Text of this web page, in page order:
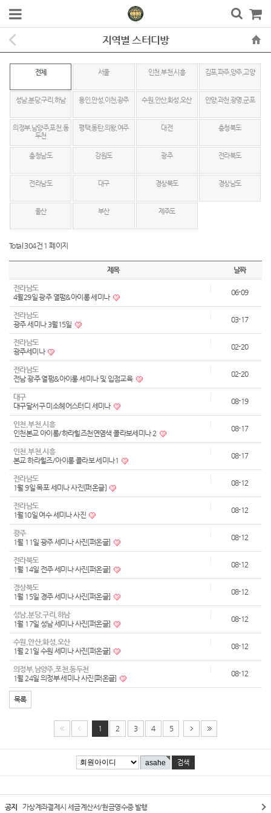
지역별 스터디방
전체 서울 인천,부천,시흥 김포,파주,양주,고양
성남,분당,구리,하남 용인,안성,이천,광주 수원,안산,화성,오산 안양,과천,광명,군포
의정부,남양주,포천,동
두천
평택,동탄,의왕,여주 대전 충청북도
충청남도 강원도 광주 전라북도
전라남도 대구 경상북도 경상남도
울산 부산 제주도
Total 304건 1 페이지
제목 날짜
전라남도
4월29일 광주 열펌&아이롱 세미나
06-09
전라남도
광주 세미나 3월15일
03-17
전라남도
광주세미나
02-20
전라남도
전남 광주 열펌&아이롱 세미나 및 입점교육
02-20
대구
대구달서구 미소헤어스터디 세미나
08-19
인천,부천,시흥
인천본교 아이롱/하라힐즈천연염색 콜라보세미나 2
08-17
인천,부천,시흥
본교 하라힐즈/아이롱 콜라보 세미나1
08-17
전라남도
1월 9일 목포 세미나 사진[퍼온글]
08-12
전라남도
1월10일 여수 세미나 사진
08-12
광주
1월 11일 광주 세미나 사진[퍼온글]
08-12
전라북도
1월 14일 전주 세미나 사진[퍼온글]
08-12
경상북도
1월 15일 경주 세미나 사진[퍼온글]
08-12
성남,분당,구리,하남
1월 17일 성남 세미나 사진[퍼온글]
08-12
수원,안산,화성,오산
1월 21일 수원 세미나 사진[퍼온글]
08-12
의정부,남양주,포천,동두천
1월 24일 의정부 세미나 사진[퍼온글]
08-12
목록
1 2 3 4 5
공지 가상계좌결제시 세금계산서/현금영수증 발행